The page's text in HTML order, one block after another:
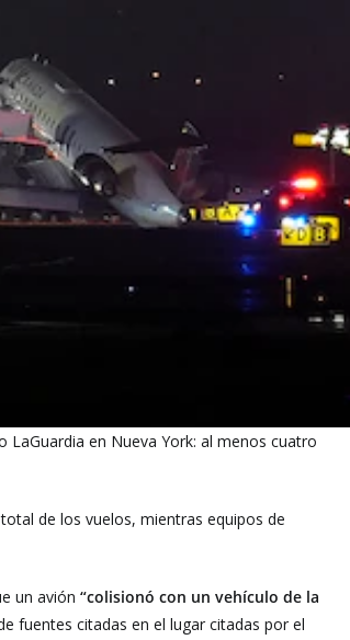
en Nueva York: al menos cuatro
de los vuelos, mientras equipos de
un avión “colisionó con un vehículo de la
fuentes citadas en el lugar citadas por el